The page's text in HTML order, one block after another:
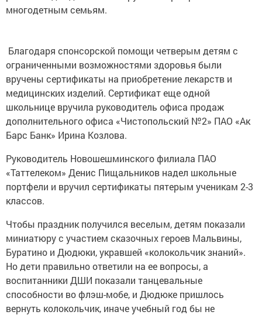
многодетным семьям.
Благодаря спонсорской помощи четверым детям с
ограниченными возможностями здоровья были
вручены сертификаты на приобретение лекарств и
медицинских изделий. Сертификат еще одной
школьнице вручила руководитель офиса продаж
дополнительного офиса «Чистопольский №2» ПАО «Ак
Барс Банк» Ирина Козлова.
Руководитель Новошешминского филиала ПАО
«Таттелеком» Денис Пищальников надел школьные
портфели и вручил сертификаты пятерым ученикам 2-3
классов.
Чтобы праздник получился веселым, детям показали
миниатюру с участием сказочных героев Мальвины,
Буратино и Дюдюки, укравшей «колокольчик знаний».
Но дети правильно ответили на ее вопросы, а
воспитанники ДШИ показали танцевальные
способности во флэш-мобе, и Дюдюке пришлось
вернуть колокольчик, иначе учебный год бы не